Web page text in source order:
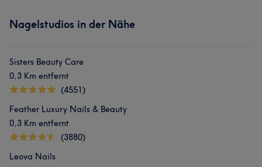
Nagelstudios in der Nähe
Sisters Beauty Care
0,3 Km entfernt
(4551)
Feather Luxury Nails & Beauty
0,3 Km entfernt
(3880)
Leova Nails